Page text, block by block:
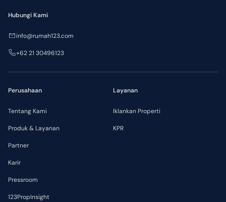
Perusahaan
Tentang Kami
Produk & Layanan
Partner
Karir
Pressroom
123PropInsight
Layanan
Iklankan Properti
KPR
Hubungi Kami
info@rumah123.com
+62 21 30496123